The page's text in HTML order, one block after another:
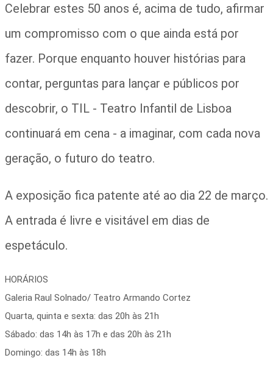
Celebrar estes 50 anos é, acima de tudo, afirmar
um compromisso com o que ainda está por
fazer. Porque enquanto houver histórias para
contar, perguntas para lançar e públicos por
descobrir, o TIL - Teatro Infantil de Lisboa
continuará em cena - a imaginar, com cada nova
geração, o futuro do teatro.
A exposição fica patente até ao dia 22 de março.
A entrada é livre e visitável em dias de
espetáculo.
HORÁRIOS
Galeria Raul Solnado/ Teatro Armando Cortez
Quarta, quinta e sexta: das 20h às 21h
Sábado: das 14h às 17h e das 20h às 21h
Domingo: das 14h às 18h